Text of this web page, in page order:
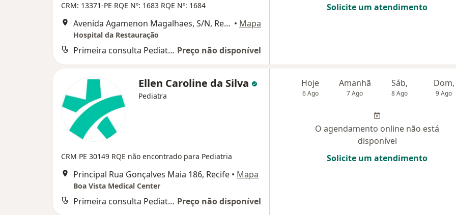
CRM: 13371-PE RQE Nº: 1683 RQE Nº: 1684
Avenida Agamenon Magalhaes, S/N, Recife • Mapa
Hospital da Restauração
Primeira consulta Pediatria Preço não disponível
Solicite um atendimento
Ellen Caroline da Silva
Pediatra
CRM PE 30149 RQE não encontrado para Pediatria
Principal Rua Gonçalves Maia 186, Recife • Mapa
Boa Vista Medical Center
Primeira consulta Pediatria Preço não disponível
Hoje
6 Ago
Amanhã
7 Ago
Sáb,
8 Ago
Dom,
9 Ago
O agendamento online não está
disponível
Solicite um atendimento